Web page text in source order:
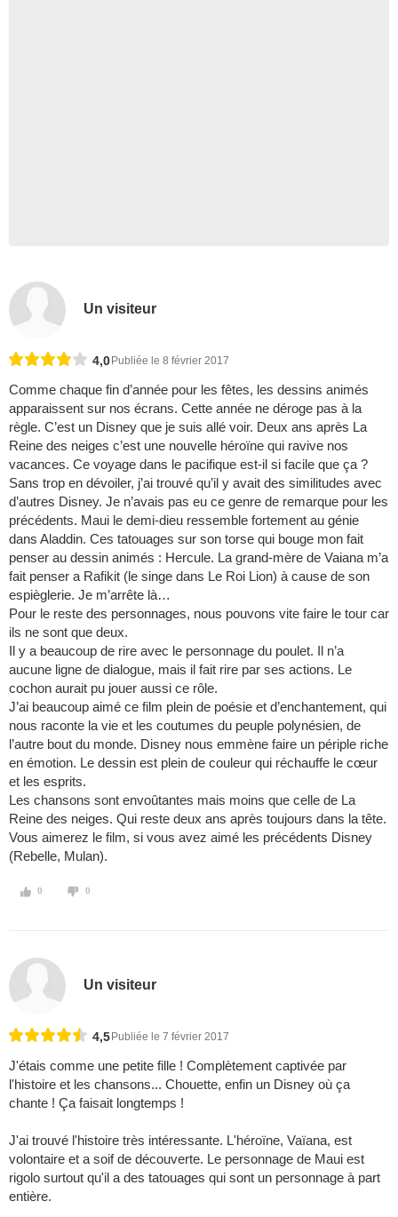
Un visiteur
4,0 Publiée le 8 février 2017
Comme chaque fin d’année pour les fêtes, les dessins animés
apparaissent sur nos écrans. Cette année ne déroge pas à la
règle. C’est un Disney que je suis allé voir. Deux ans après La
Reine des neiges c’est une nouvelle héroïne qui ravive nos
vacances. Ce voyage dans le pacifique est-il si facile que ça ?
Sans trop en dévoiler, j’ai trouvé qu’il y avait des similitudes avec
d’autres Disney. Je n’avais pas eu ce genre de remarque pour les
précédents. Maui le demi-dieu ressemble fortement au génie
dans Aladdin. Ces tatouages sur son torse qui bouge mon fait
penser au dessin animés : Hercule. La grand-mère de Vaiana m’a
fait penser a Rafikit (le singe dans Le Roi Lion) à cause de son
espièglerie. Je m’arrête là…
Pour le reste des personnages, nous pouvons vite faire le tour car
ils ne sont que deux.
Il y a beaucoup de rire avec le personnage du poulet. Il n’a
aucune ligne de dialogue, mais il fait rire par ses actions. Le
cochon aurait pu jouer aussi ce rôle.
J’ai beaucoup aimé ce film plein de poésie et d’enchantement, qui
nous raconte la vie et les coutumes du peuple polynésien, de
l’autre bout du monde. Disney nous emmène faire un périple riche
en émotion. Le dessin est plein de couleur qui réchauffe le cœur
et les esprits.
Les chansons sont envoûtantes mais moins que celle de La
Reine des neiges. Qui reste deux ans après toujours dans la tête.
Vous aimerez le film, si vous avez aimé les précédents Disney
(Rebelle, Mulan).
0 0
Un visiteur
4,5 Publiée le 7 février 2017
J'étais comme une petite fille ! Complètement captivée par
l'histoire et les chansons... Chouette, enfin un Disney où ça
chante ! Ça faisait longtemps !
J'ai trouvé l'histoire très intéressante. L'héroïne, Vaïana, est
volontaire et a soif de découverte. Le personnage de Maui est
rigolo surtout qu'il a des tatouages qui sont un personnage à part
entière.